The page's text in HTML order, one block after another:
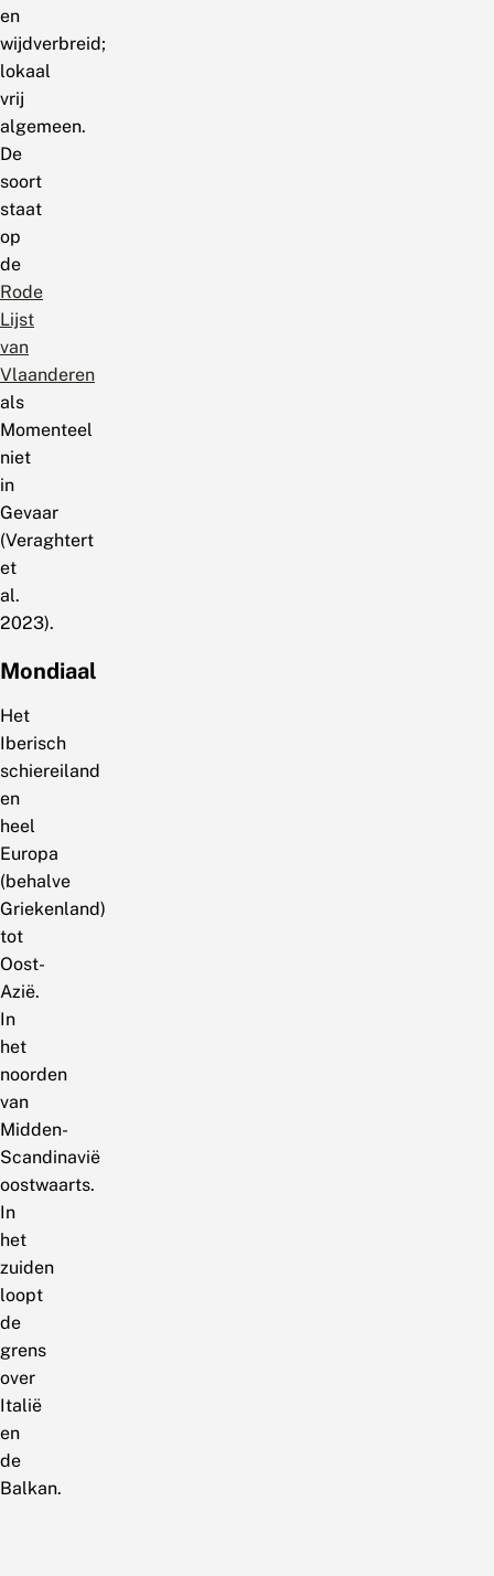
en
wijdverbreid;
lokaal
vrij
algemeen.
De
soort
staat
op
de
Rode
Lijst
van
Vlaanderen
als
Momenteel
niet
in
Gevaar
(Veraghtert
et
al.
2023).
Mondiaal
Het
Iberisch
schiereiland
en
heel
Europa
(behalve
Griekenland)
tot
Oost-
Azië.
In
het
noorden
van
Midden-
Scandinavië
oostwaarts.
In
het
zuiden
loopt
de
grens
over
Italië
en
de
Balkan.